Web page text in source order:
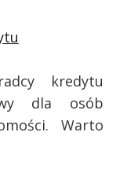
kredytu
dla osób
Warto